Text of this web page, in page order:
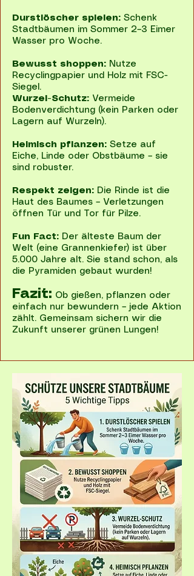
Durstlöscher spielen: Schenk
Stadtbäumen im Sommer 2–3 Eimer
Wasser pro Woche.
Bewusst shoppen: Nutze
Recyclingpapier und Holz mit FSC-
Siegel.
Wurzel-Schutz: Vermeide
Bodenverdichtung (kein Parken oder
Lagern auf Wurzeln).
Heimisch pflanzen: Setze auf
Eiche, Linde oder Obstbäume – sie
sind robuster.
Respekt zeigen: Die Rinde ist die
Haut des Baumes – Verletzungen
öffnen Tür und Tor für Pilze.
Fun Fact: Der älteste Baum der
Welt (eine Grannenkiefer) ist über
5.000 Jahre alt. Sie stand schon, als
die Pyramiden gebaut wurden!
Fazit: Ob gießen, pflanzen oder
einfach nur bewundern – jede Aktion
zählt. Gemeinsam sichern wir die
Zukunft unserer grünen Lungen!